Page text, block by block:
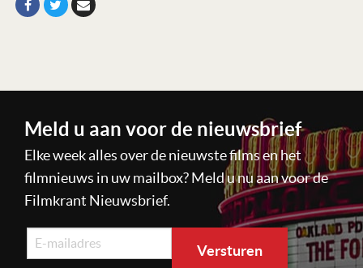
Meld u aan voor de nieuwsbrief
Elke week alles over de nieuwste films en het
filmnieuws in uw mailbox? Meld u nu aan voor de
Filmkrant Nieuwsbrief.